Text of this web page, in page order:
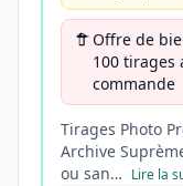
Offre de
100 tirages
commande
Tirages Photo
Archive
ou san… Lire la